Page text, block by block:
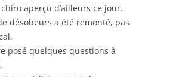
aperçu d’ailleurs ce jour.
désobeurs a été remonté, pas
posé quelques questions à